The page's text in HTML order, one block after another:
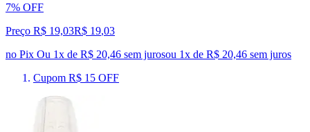
7% OFF
Preço R$ 19,03R$ 19,03
no Pix Ou 1x de R$ 20,46 sem jurosou 1x de R$ 20,46 sem juros
Cupom R$ 15 OFF